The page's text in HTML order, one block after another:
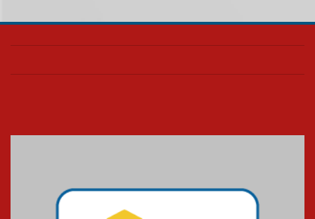
realizará nova edição da Feira
04.08.2026